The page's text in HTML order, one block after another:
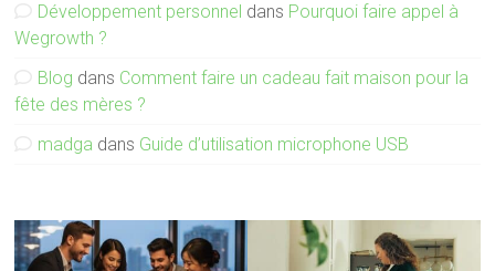
Développement personnel dans Pourquoi faire appel à
Wegrowth ?
Blog dans Comment faire un cadeau fait maison pour la
fête des mères ?
madga dans Guide d’utilisation microphone USB